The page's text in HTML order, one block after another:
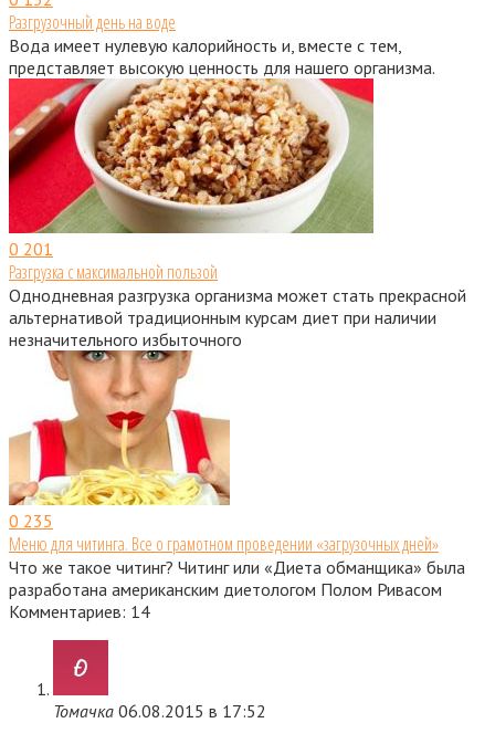
Разгрузочный день на воде
Вода имеет нулевую калорийность и, вместе с тем,
представляет высокую ценность для нашего организма.
0 201
Разгрузка с максимальной пользой
Однодневная разгрузка организма может стать прекрасной
альтернативой традиционным курсам диет при наличии
незначительного избыточного
0 235
Меню для читинга. Все о грамотном проведении «загрузочных дней»
Что же такое читинг? Читинг или «Диета обманщика» была
разработана американским диетологом Полом Ривасом
Комментариев: 14
Томачка 06.08.2015 в 17:52